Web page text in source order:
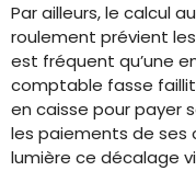
Par ailleurs, le calcul
roulement prévient
est fréquent qu’une
comptable fasse
en caisse pour payer
les paiements de ses
lumière ce décalage